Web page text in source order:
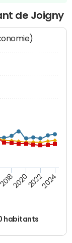
de Joigny
habitants
2018202020222024